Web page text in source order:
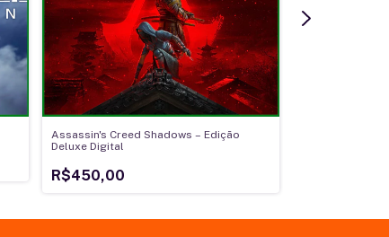
Assassin's Creed Shadows – Edição
Deluxe Digital
R$450,00